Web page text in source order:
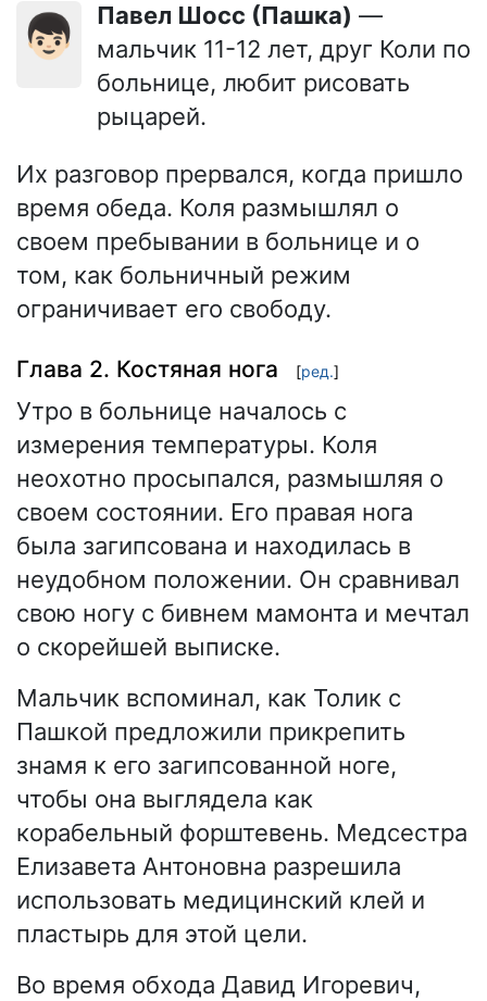
👦🏻 Павел Шосс (Пашка) —
мальчик 11-12 лет, друг Коли по
больнице, любит рисовать
рыцарей.
Их разговор прервался, когда пришло
время обеда. Коля размышлял о
своем пребывании в больнице и о
том, как больничный режим
ограничивает его свободу.
Глава 2. Костяная нога [ред.]
Утро в больнице началось с
измерения температуры. Коля
неохотно просыпался, размышляя о
своем состоянии. Его правая нога
была загипсована и находилась в
неудобном положении. Он сравнивал
свою ногу с бивнем мамонта и мечтал
о скорейшей выписке.
Мальчик вспоминал, как Толик с
Пашкой предложили прикрепить
знамя к его загипсованной ноге,
чтобы она выглядела как
корабельный форштевень. Медсестра
Елизавета Антоновна разрешила
использовать медицинский клей и
пластырь для этой цели.
Во время обхода Давид Игоревич,